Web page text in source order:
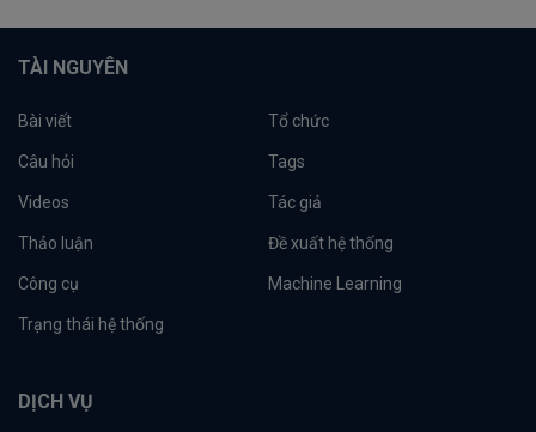
TÀI NGUYÊN
Bài viết Tổ chức
Câu hỏi Tags
Videos Tác giả
Thảo luận Đề xuất hệ thống
Công cụ Machine Learning
Trạng thái hệ thống
DỊCH VỤ